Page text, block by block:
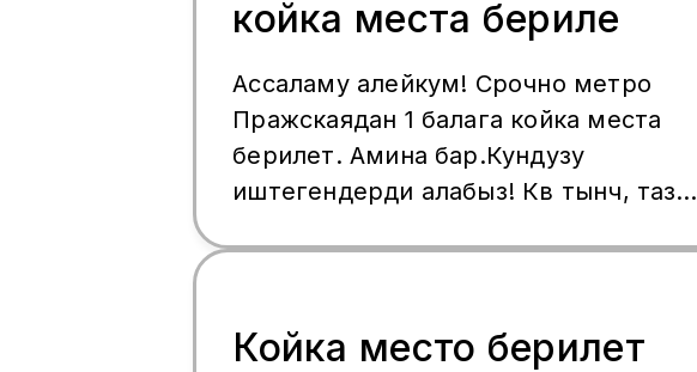
койка места бериле
Ассаламу алейкум! Срочно метро
Пражскаядан 1 балага койка места
берилет. Амина бар.Кундузу
иштегендерди алабыз! Кв тынч, таза!
Койка место берилет